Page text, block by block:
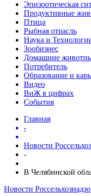
Эпизоотическая
Продуктивные
Птица
Рыбная отрасль
Наука и
Зообизнес
Домашние
Потребитель
Образование и
Видео
ВиЖ в цифрах
События
Главная
-
Новости
-
В Челябинской
Новости